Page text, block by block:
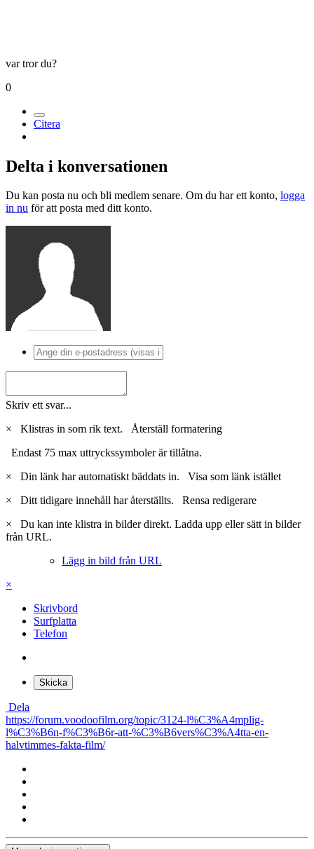
var tror du?
0
Citera
Delta i konversationen
Du kan posta nu och bli medlem senare. Om du har ett konto, logga
in nu för att posta med ditt konto.
Skriv ett svar...
×
Klistras in som rik text. Återställ formatering
Endast 75 max uttryckssymboler är tillåtna.
×
Din länk har automatiskt bäddats in. Visa som länk istället
×
Ditt tidigare innehåll har återställts. Rensa redigerare
×
Du kan inte klistra in bilder direkt. Ladda upp eller sätt in bilder
från URL.
Lägg in bild från URL
×
Skrivbord
Surfplatta
Telefon
Skicka
Dela
https://forum.voodoofilm.org/topic/3124-l%C3%A4mplig-
l%C3%B6n-f%C3%B6r-att-%C3%B6vers%C3%A4tta-en-
halvtimmes-fakta-film/